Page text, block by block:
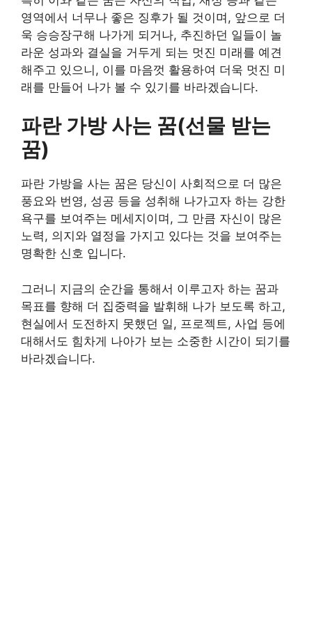
영역에서 너무나 좋은 징후가 될 것이며, 앞으로 더
욱 승승장구해 나가게 되거나, 추진하던 일들이 놀
라운 성과와 결실을 거두게 되는 멋진 미래를 예견
해주고 있으니, 이를 마음껏 활용하여 더욱 멋진 미
래를 만들어 나가 볼 수 있기를 바라겠습니다.
파란 가방 사는 꿈(선물 받는
꿈)
파란 가방을 사는 꿈은 당신이 사회적으로 더 많은
풍요와 번영, 성공 등을 성취해 나가고자 하는 강한
욕구를 보여주는 메세지이며, 그 만큼 자신이 많은
노력, 의지와 열정을 가지고 있다는 것을 보여주는
명확한 신호 입니다.
그러니 지금의 순간을 통해서 이루고자 하는 꿈과
목표를 향해 더 집중력을 발휘해 나가 보도록 하고,
현실에서 도전하지 못했던 일, 프로젝트, 사업 등에
대해서도 힘차게 나아가 보는 소중한 시간이 되기를
바라겠습니다.